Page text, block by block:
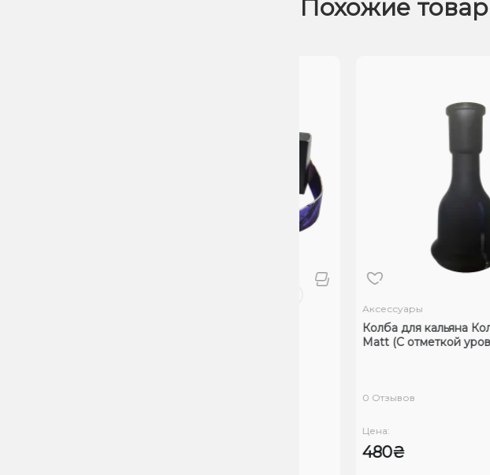
Похожие
Аксессуары
Колба для кальяна
Matt (С отметкой
0 Отзывов
Цена:
480₴